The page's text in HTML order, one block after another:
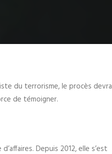
du terrorisme, le procès devra
de témoigner.
Depuis 2012, elle s’est